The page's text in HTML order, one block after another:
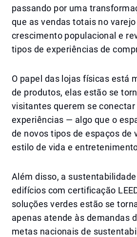
passando por uma
que as vendas totais no
crescimento populacional e
tipos de experiências de
O papel das lojas físicas está
de produtos, elas estão se
visitantes querem se
experiências — algo que o
de novos tipos de espaços de
estilo de vida e
Além disso, a
edifícios com certificação
soluções verdes estão se
apenas atende às demandas
metas nacionais de